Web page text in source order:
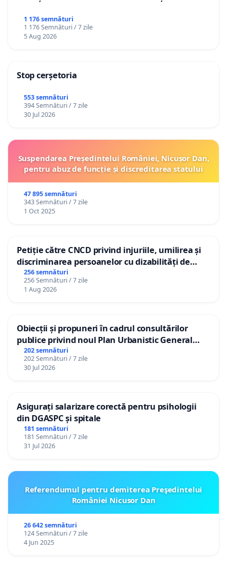
1 176 semnături
1 176 Semnături / 7 zile
5 Aug 2026
Stop cerșetoria
553 semnături
394 Semnături / 7 zile
30 Jul 2026
Suspendarea Președintelui României, Nicușor Dan,
pentru abuz de funcție și discreditarea statului
47 895 semnături
343 Semnături / 7 zile
1 Oct 2025
Petiție către CNCD privind injuriile, umilirea și
discriminarea persoanelor cu dizabilități de
către utilizatorul TikTok „Gorici”
256 semnături
256 Semnături / 7 zile
1 Aug 2026
Obiecții și propuneri în cadrul consultărilor
publice privind noul Plan Urbanistic General
(PUG) Ialoveni
202 semnături
202 Semnături / 7 zile
30 Jul 2026
Asigurați salarizare corectă pentru psihologii
din DGASPC și spitale
181 semnături
181 Semnături / 7 zile
31 Jul 2026
Referendumul pentru demiterea Preşedintelui
României Nicusor Dan
26 642 semnături
124 Semnături / 7 zile
4 Jun 2025